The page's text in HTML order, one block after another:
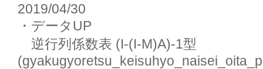
2019/04/30
・データUP
逆行列係数表 (I-(I-M)A)-1型